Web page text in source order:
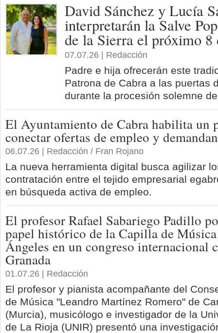
David Sánchez y Lucía
interpretarán la Salve
de la Sierra el próximo 8
07.07.26 | Redacción
Padre e hija ofrecerán este
Patrona de Cabra a las puertas
durante la procesión solemne
El Ayuntamiento de Cabra habilita un
conectar ofertas de empleo y
06.07.26 | Redacción / Fran Rojano
La nueva herramienta digital busca agilizar
contratación entre el tejido empresarial
en búsqueda activa de empleo.
El profesor Rafael Sabariego Padillo
papel histórico de la Capilla de
Ángeles en un congreso internacional
Granada
01.07.26 | Redacción
El profesor y pianista acompañante del
de Música "Leandro Martínez Romero" de
(Murcia), musicólogo e investigador de la
de La Rioja (UNIR) presentó una